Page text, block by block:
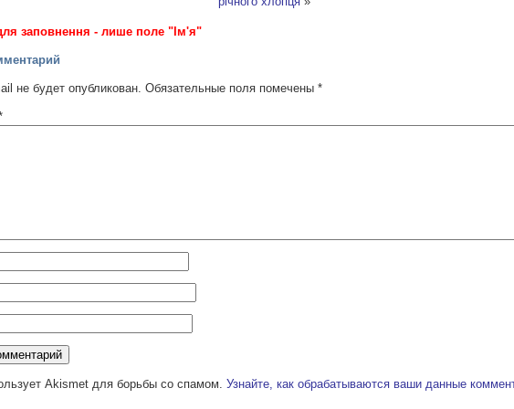
заповнення - лише поле "Ім'я"
не будет опубликован. Обязательные поля помечены*
Akismet для борьбы со спамом.Узнайте, как обрабатываются ваши данные